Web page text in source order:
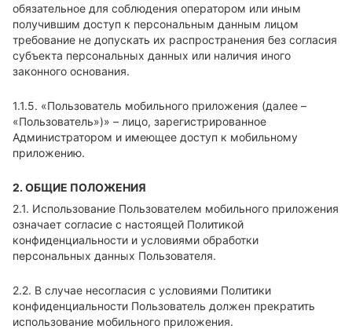
обязательное для соблюдения оператором или иным
получившим доступ к персональным данным лицом
требование не допускать их распространения без согласия
субъекта персональных данных или наличия иного
законного основания.
1.1.5. «Пользователь мобильного приложения (далее –
«Пользователь»)» – лицо, зарегистрированное
Администратором и имеющее доступ к мобильному
приложению.
2. ОБЩИЕ ПОЛОЖЕНИЯ
2.1. Использование Пользователем мобильного приложения
означает согласие с настоящей Политикой
конфиденциальности и условиями обработки
персональных данных Пользователя.
2.2. В случае несогласия с условиями Политики
конфиденциальности Пользователь должен прекратить
использование мобильного приложения.